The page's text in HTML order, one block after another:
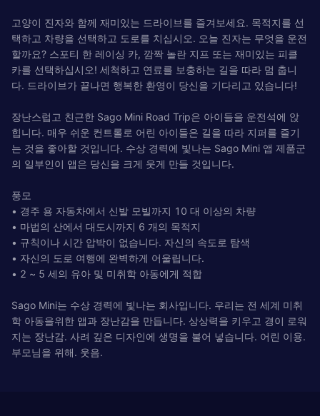
고양이 진자와 함께 재미있는 드라이브를 즐겨보세요. 목적지를 선
택하고 차량을 선택하고 도로를 치십시오. 오늘 진자는 무엇을 운전
할까요? 스포티 한 레이싱 카, 깜짝 놀란 지프 또는 재미있는 피클
카를 선택하십시오! 세척하고 연료를 보충하는 길을 따라 멈 춥니
다. 드라이브가 끝나면 행복한 환영이 당신을 기다리고 있습니다!
장난스럽고 친근한 Sago Mini Road Trip은 아이들을 운전석에 앉
힙니다. 매우 쉬운 컨트롤로 어린 아이들은 길을 따라 지퍼를 즐기
는 것을 좋아할 것입니다. 수상 경력에 빛나는 Sago Mini 앱 제품군
의 일부인이 앱은 당신을 크게 웃게 만들 것입니다.
풍모
• 경주 용 자동차에서 신발 모빌까지 10 대 이상의 차량
• 마법의 산에서 대도시까지 6 개의 목적지
• 규칙이나 시간 압박이 없습니다. 자신의 속도로 탐색
• 자신의 도로 여행에 완벽하게 어울립니다.
• 2 ~ 5 세의 유아 및 미취학 아동에게 적합
Sago Mini는 수상 경력에 빛나는 회사입니다. 우리는 전 세계 미취
학 아동을위한 앱과 장난감을 만듭니다. 상상력을 키우고 경이 로워
지는 장난감. 사려 깊은 디자인에 생명을 불어 넣습니다. 어린 이용.
부모님을 위해. 웃음.